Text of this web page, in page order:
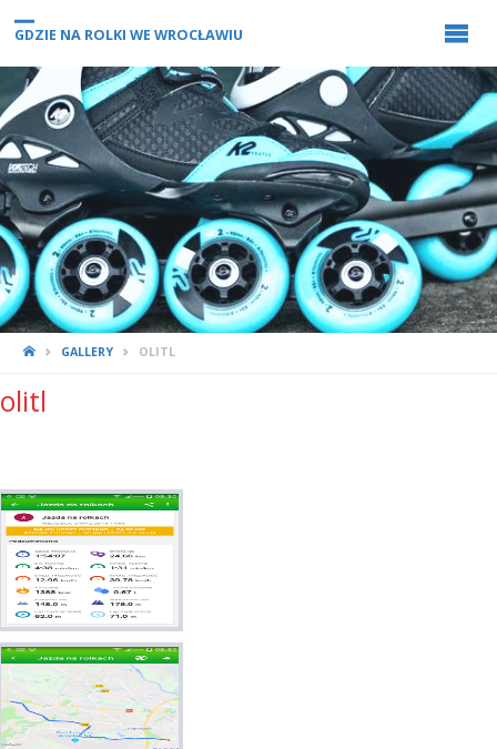
GDZIE NA ROLKI WE WROCŁAWIU
STRONA
GALLERY OLITL
olitl